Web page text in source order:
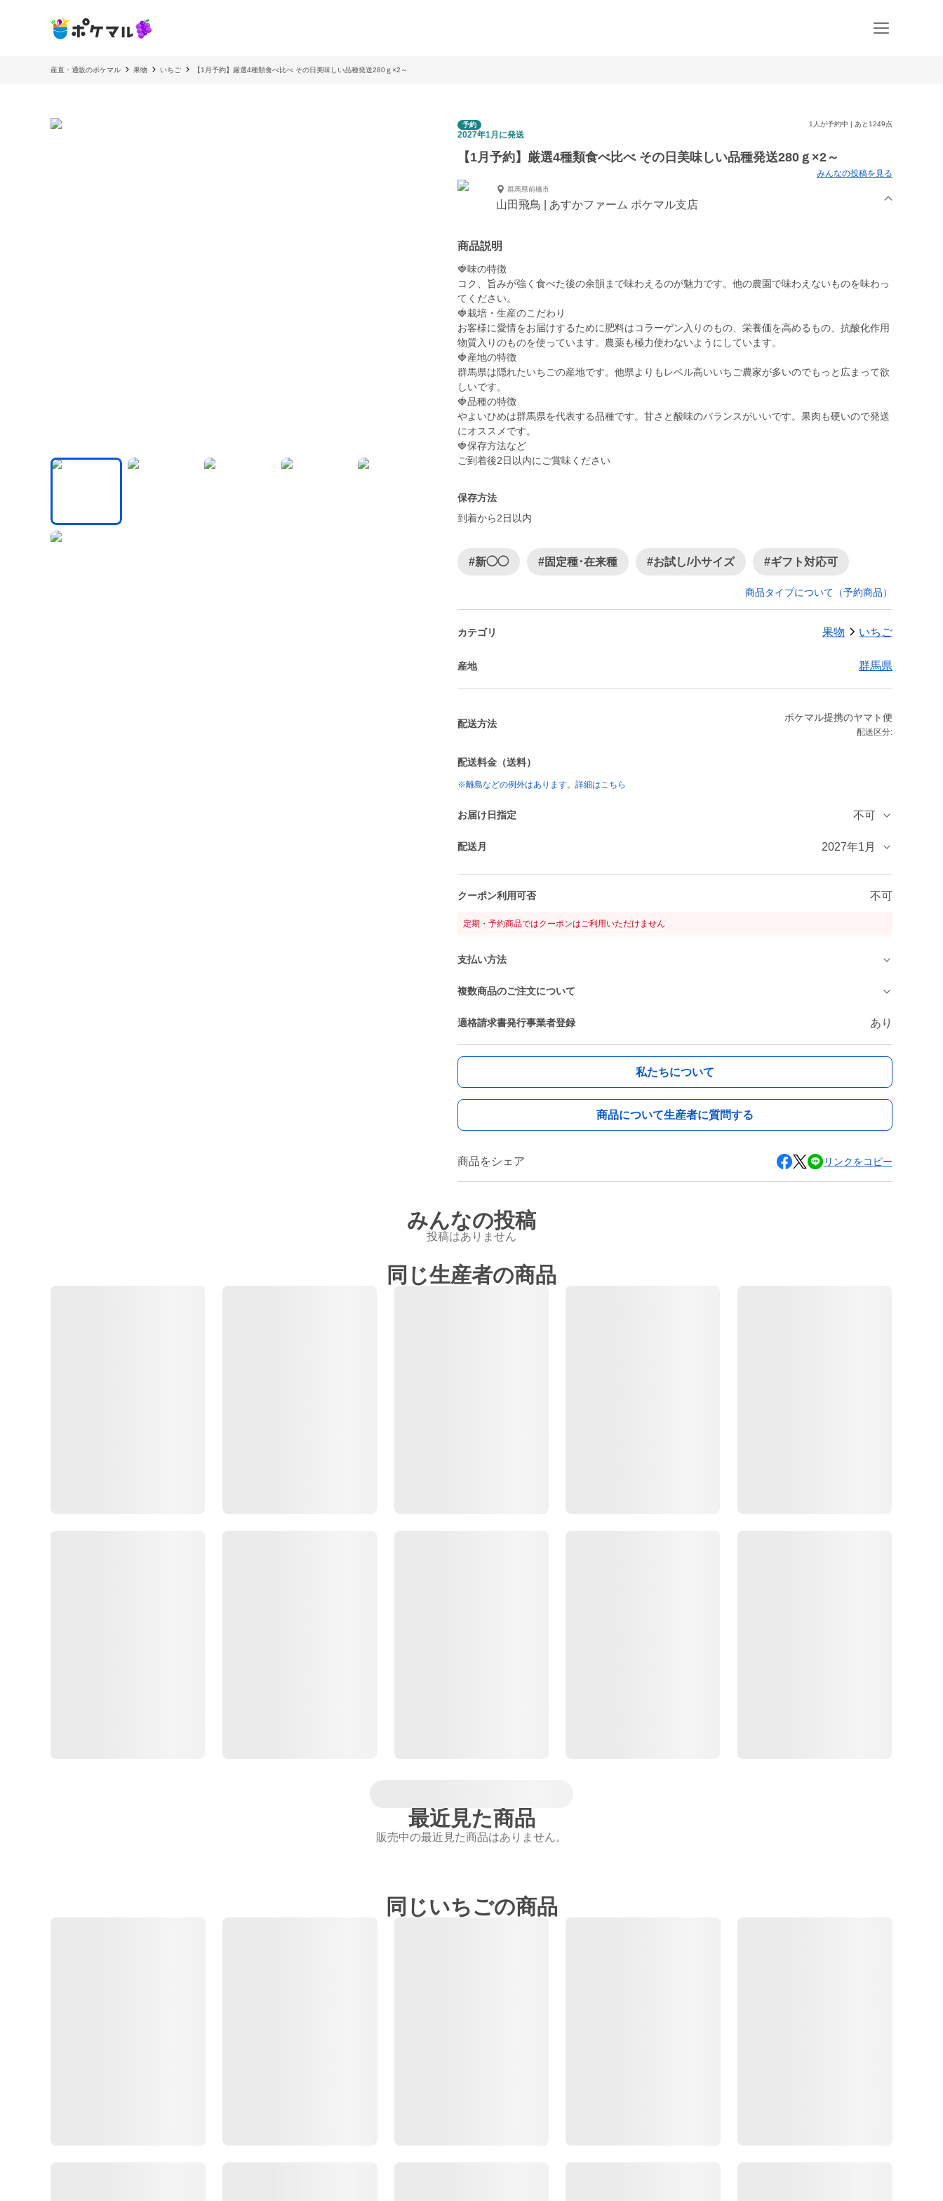
産直・通販のポケマル 果物 いちご 【1月予約】厳選4種類食べ比べ その日美味しい品種発送280ｇ×2～
予約 1人が予約中 | あと1249点
2027年1月に発送
【1月予約】厳選4種類食べ比べ その日美味しい品種発送280ｇ×2～
みんなの投稿を見る
群馬県前橋市
山田飛鳥 | あすかファーム ポケマル支店
商品説明
🍓味の特徴
コク、旨みが強く食べた後の余韻まで味わえるのが魅力です。他の農園で味わえないものを味わっ
てください。
🍓栽培・生産のこだわり
お客様に愛情をお届けするために肥料はコラーゲン入りのもの、栄養価を高めるもの、抗酸化作用
物質入りのものを使っています。農薬も極力使わないようにしています。
🍓産地の特徴
群馬県は隠れたいちごの産地です。他県よりもレベル高いいちご農家が多いのでもっと広まって欲
しいです。
🍓品種の特徴
やよいひめは群馬県を代表する品種です。甘さと酸味のバランスがいいです。果肉も硬いので発送
にオススメです。
🍓保存方法など
ご到着後2日以内にご賞味ください
保存方法
到着から2日以内
#新◯◯ #固定種･在来種 #お試し/小サイズ #ギフト対応可
商品タイプについて（予約商品）
カテゴリ 果物 いちご
産地 群馬県
配送方法
ポケマル提携のヤマト便
配送区分:
配送料金（送料）
※離島などの例外はあります。詳細はこちら
お届け日指定 不可
配送月 2027年1月
クーポン利用可否 不可
定期・予約商品ではクーポンはご利用いただけません
支払い方法
複数商品のご注文について
適格請求書発行事業者登録 あり
私たちについて
商品について生産者に質問する
商品をシェア リンクをコピー
みんなの投稿
投稿はありません
同じ生産者の商品
最近見た商品
販売中の最近見た商品はありません。
同じいちごの商品